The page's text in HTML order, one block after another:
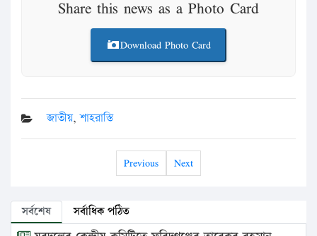
Share this news as a Photo Card
Download Photo Card
জাতীয়,শাহরাস্তি
Previous Next
সর্বশেষ সর্বাধিক পঠিত